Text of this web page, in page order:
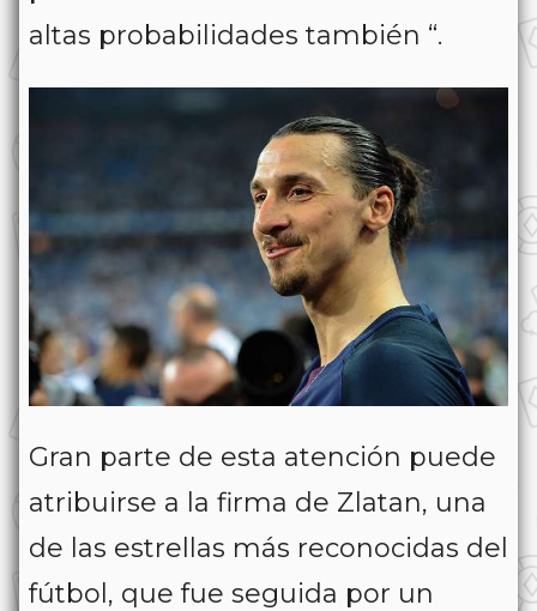
altas probabilidades también “.
Gran parte de esta atención puede
atribuirse a la firma de Zlatan, una
de las estrellas más reconocidas del
fútbol, ​​que fue seguida por un